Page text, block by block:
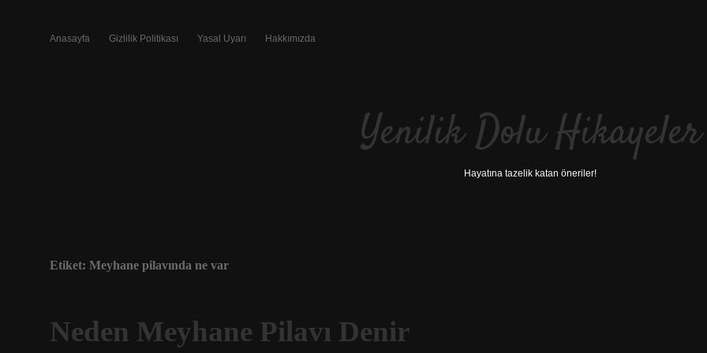
Anasayfa Gizlilik Politikası Yasal Uyarı Hakkımızda
Yenilik Dolu Hikayeler
Hayatına tazelik katan öneriler!
Etiket: Meyhane pilavında ne var
Neden Meyhane Pilavı Denir